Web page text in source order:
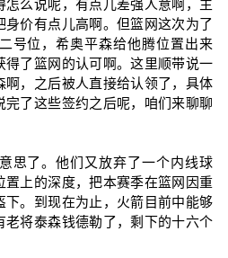
怎么说呢，有点儿差强人意啊，主
价有点儿高啊。但篮网这次为了
号位，希奥平森给他腾位置出来
得了篮网的认可啊。这里顺带说一
啊，之后被人直接给认领了，具体
完了这些签约之后呢，咱们来聊聊
思了。他们又放弃了一个内线球
置上的深度，把本赛季在篮网因重
下。到现在为止，火箭目前中能够
老将泰森钱德勒了，剩下的十六个